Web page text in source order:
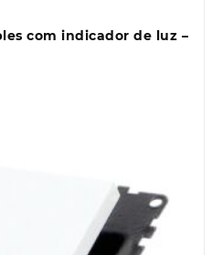
com indicador de luz –